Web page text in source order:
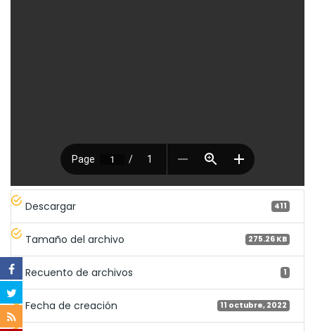
Descargar 411
Tamaño del archivo 275.26 KB
Recuento de archivos 1
Fecha de creación 11 octubre, 2022